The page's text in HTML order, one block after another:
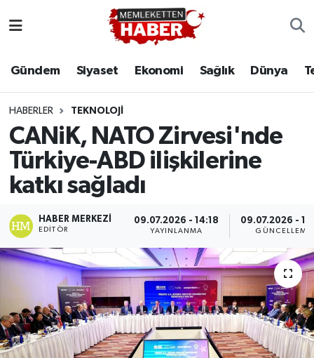
Gündem Siyaset Ekonomi Sağlık Dünya
HABERLER TEKNOLOJI
CANiK, NATO Zirvesi'nde
Türkiye-ABD ilişkilerine
katkı sağladı
HABER MERKEZI
EDITÖR
09.07.2026 - 14:18
YAYINLANMA
09.07.2026 -
GÜNCELLEME